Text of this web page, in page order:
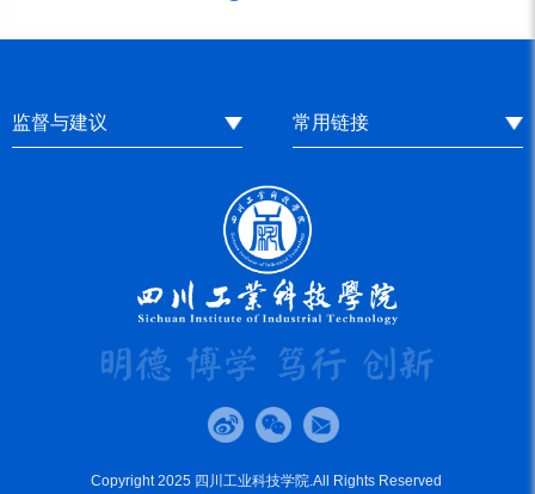
监督与建议 常用链接
Copyright 2025 四川工业科技学院.All Rights Reserved